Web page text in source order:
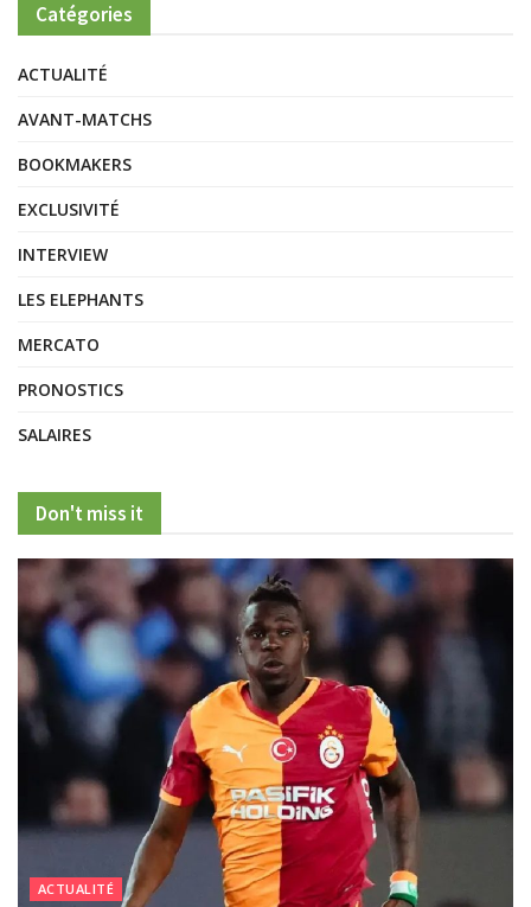
Catégories
ACTUALITÉ
AVANT-MATCHS
BOOKMAKERS
EXCLUSIVITÉ
INTERVIEW
LES ELEPHANTS
MERCATO
PRONOSTICS
SALAIRES
Don't miss it
ACTUALITÉ